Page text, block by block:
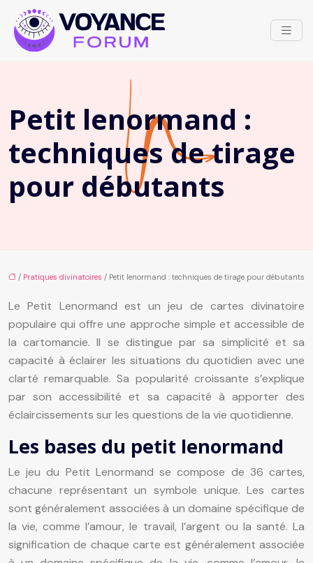
Petit lenormand :
techniques de tirage
pour débutants
/ Pratiques divinatoires / Petit lenormand : techniques de tirage pour débutants
Le Petit Lenormand est un jeu de cartes divinatoire
populaire qui offre une approche simple et accessible de
la cartomancie. Il se distingue par sa simplicité et sa
capacité à éclairer les situations du quotidien avec une
clarté remarquable. Sa popularité croissante s’explique
par son accessibilité et sa capacité à apporter des
éclaircissements sur les questions de la vie quotidienne.
Les bases du petit lenormand
Le jeu du Petit Lenormand se compose de 36 cartes,
chacune représentant un symbole unique. Les cartes
sont généralement associées à un domaine spécifique de
la vie, comme l’amour, le travail, l’argent ou la santé. La
signification de chaque carte est généralement associée